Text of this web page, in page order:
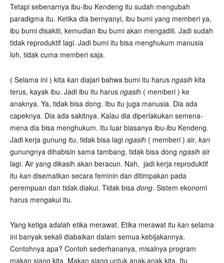
Tetapi sebenarnya ibu-ibu Kendeng itu sudah mengubah
paradigma itu. Ketika dia bernyanyi, ibu bumi yang memberi ya,
ibu bumi disakiti, kemudian ibu bumi akan mengadili. Jadi sudah
tidak reproduktif lagi. Jadi bumi itu bisa menghukum manusia
loh, tidak cuma memberi saja.
( Selama ini ) kita kan diajari bahwa bumi itu harus ngasih kita
terus, kayak ibu. Jadi ibu itu harus ngasih ( memberi ) ke
anaknya. Ya, tidak bisa dong. Ibu itu juga manusia. Dia ada
capeknya. Dia ada sakitnya. Kalau dia diperlakukan semena-
mena dia bisa menghukum. Itu luar biasanya ibu-ibu Kendeng.
Jadi kerja gunung itu, tidak bisa lagi ngasih ( memberi ) air, kan
gunungnya dihabisin sama tambang, tidak bisa dong ngasih air
lagi. Air yang dikasih akan beracun. Nah, jadi kerja reproduktif
itu kan disematkan secara feminin dan ditimpakan pada
perempuan dan tidak diakui. Tidak bisa dong. Sistem ekonomi
harus mengakui itu.
Yang ketiga adalah etika merawat. Etika merawat itu kan selama
ini banyak sekali diabaikan dalam semua kebijakannya.
Contohnya apa? Contoh sederhananya, misalnya program
makan siang kita. Makan siang untuk anak-anak kita. Itu